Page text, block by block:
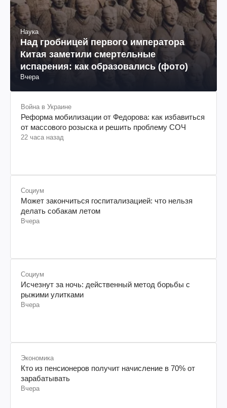
Наука
Над гробницей первого императора
Китая заметили смертельные
испарения: как образовались (фото)
Вчера
Война в Украине
Реформа мобилизации от Федорова: как избавиться
от массового розыска и решить проблему СОЧ
22 часа назад
Социум
Может закончиться госпитализацией: что нельзя
делать собакам летом
Вчера
Социум
Исчезнут за ночь: действенный метод борьбы с
рыжими улитками
Вчера
Экономика
Кто из пенсионеров получит начисление в 70% от
зарабатывать
Вчера